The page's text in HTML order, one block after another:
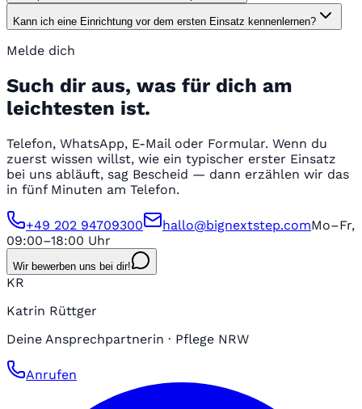
Kann ich eine Einrichtung vor dem ersten Einsatz kennenlernen?
Melde dich
Such dir aus, was für dich am
leichtesten ist.
Telefon, WhatsApp, E-Mail oder Formular. Wenn du
zuerst wissen willst, wie ein typischer erster Einsatz
bei uns abläuft, sag Bescheid — dann erzählen wir das
in fünf Minuten am Telefon.
+49 202 94709300 hallo@bignextstep.comMo–Fr,
09:00–18:00 Uhr
Wir bewerben uns bei dir!
KR
Katrin Rüttger
Deine Ansprechpartnerin · Pflege NRW
Anrufen